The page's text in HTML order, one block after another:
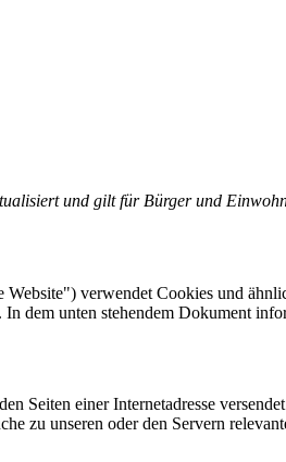
und gilt für Bürger und
verwendet Cookies und
dem unten stehendem Dokument
Seiten einer Internetadresse
zu unseren oder den Servern